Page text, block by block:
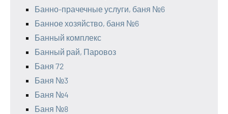
Банно-прачечные услуги, баня №6
Банное хозяйство, баня №6
Банный комплекс
Банный рай, Паровоз
Баня 72
Баня №3
Баня №4
Баня №8